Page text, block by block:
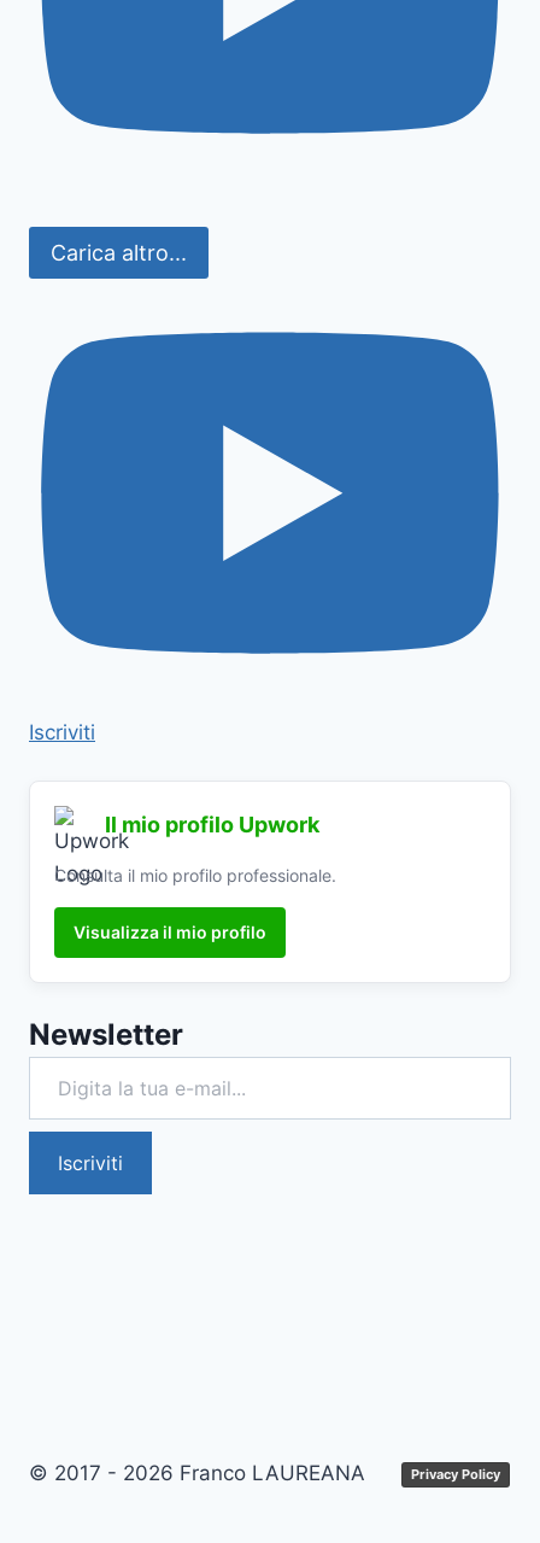
Carica altro...
Iscriviti
Il mio profilo Upwork
Consulta il mio profilo professionale.
Visualizza il mio profilo
Newsletter
Digita la tua e-mail...
Iscriviti
© 2017 - 2026 Franco LAUREANA Privacy Policy